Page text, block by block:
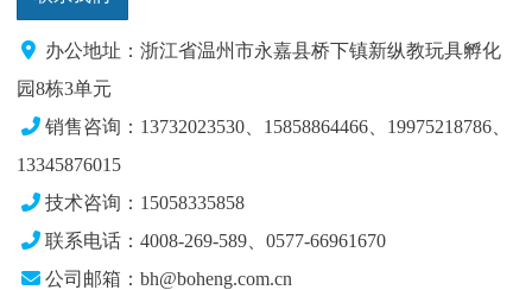
办公地址：浙江省温州市永嘉县桥下镇新纵教玩具孵化
园8栋3单元
销售咨询：13732023530、15858864466、19975218786
13345876015
技术咨询：15058335858
联系电话：4008-269-589、0577-66961670
公司邮箱：bh@boheng.com.cn